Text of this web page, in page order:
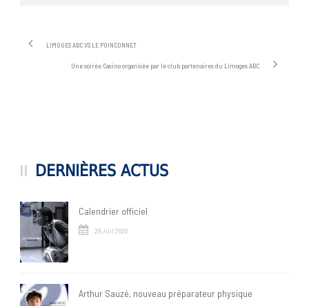
LIMOGES ABC VS LE POINCONNET
Une soirée Casino organisée par le club partenaires du Limoges ABC
DERNIÈRES ACTUS
Calendrier officiel
29 Juil 2026
Arthur Sauzé, nouveau préparateur physique